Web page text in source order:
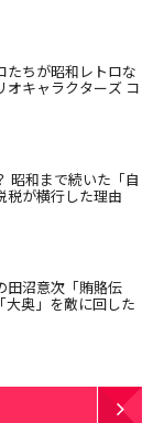
たちが昭和レトロな
オキャラクターズ コ
昭和まで続いた「自
税が横行した理由
田沼意次「賄賂伝
大奥」を敵に回した